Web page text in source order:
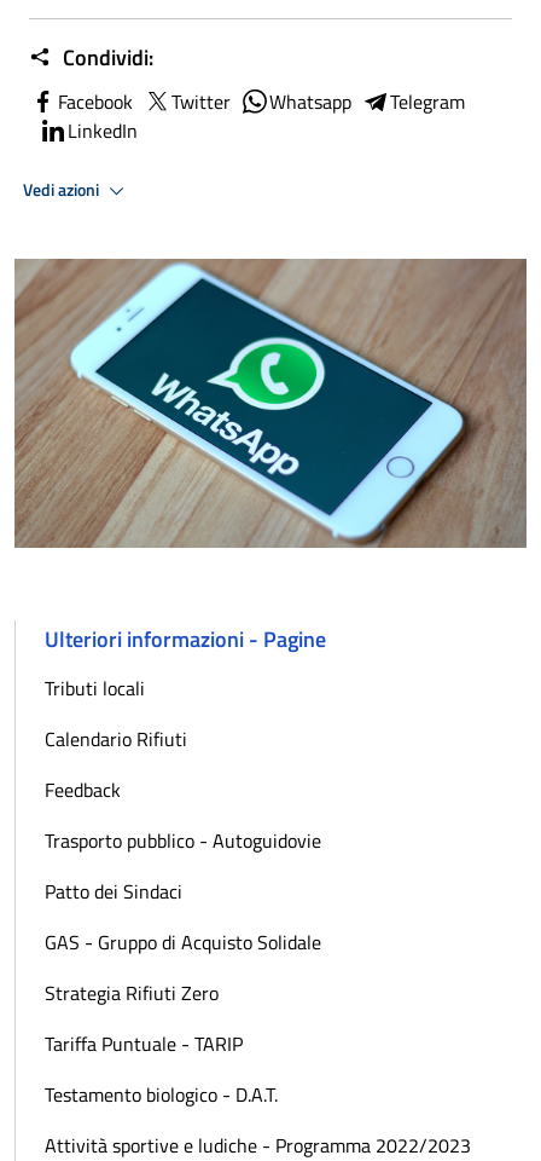
Condividi:
Facebook Twitter Whatsapp
Telegram
LinkedIn
Vedi azioni
Ulteriori informazioni - Pagine
Tributi locali
Calendario Rifiuti
Feedback
Trasporto pubblico - Autoguidovie
Patto dei Sindaci
GAS - Gruppo di Acquisto Solidale
Strategia Rifiuti Zero
Tariffa Puntuale - TARIP
Testamento biologico - D.A.T.
Attività sportive e ludiche - Programma 2022/2023